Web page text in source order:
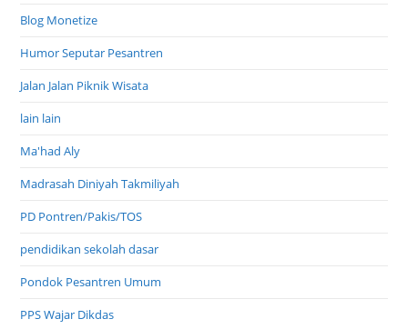
Blog Monetize
Humor Seputar Pesantren
Jalan Jalan Piknik Wisata
lain lain
Ma'had Aly
Madrasah Diniyah Takmiliyah
PD Pontren/Pakis/TOS
pendidikan sekolah dasar
Pondok Pesantren Umum
PPS Wajar Dikdas